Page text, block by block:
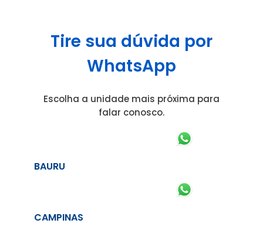
Tire sua dúvida por
WhatsApp
Escolha a unidade mais próxima para
falar conosco.
BAURU
CAMPINAS